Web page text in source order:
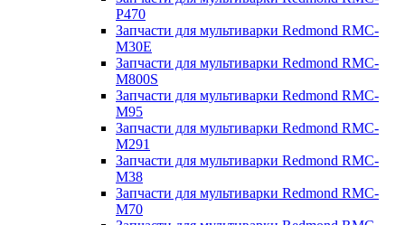
P470
Запчасти для мультиварки Redmond RMC-
M30E
Запчасти для мультиварки Redmond RMC-
M800S
Запчасти для мультиварки Redmond RMC-
M95
Запчасти для мультиварки Redmond RMC-
M291
Запчасти для мультиварки Redmond RMC-
M38
Запчасти для мультиварки Redmond RMC-
M70